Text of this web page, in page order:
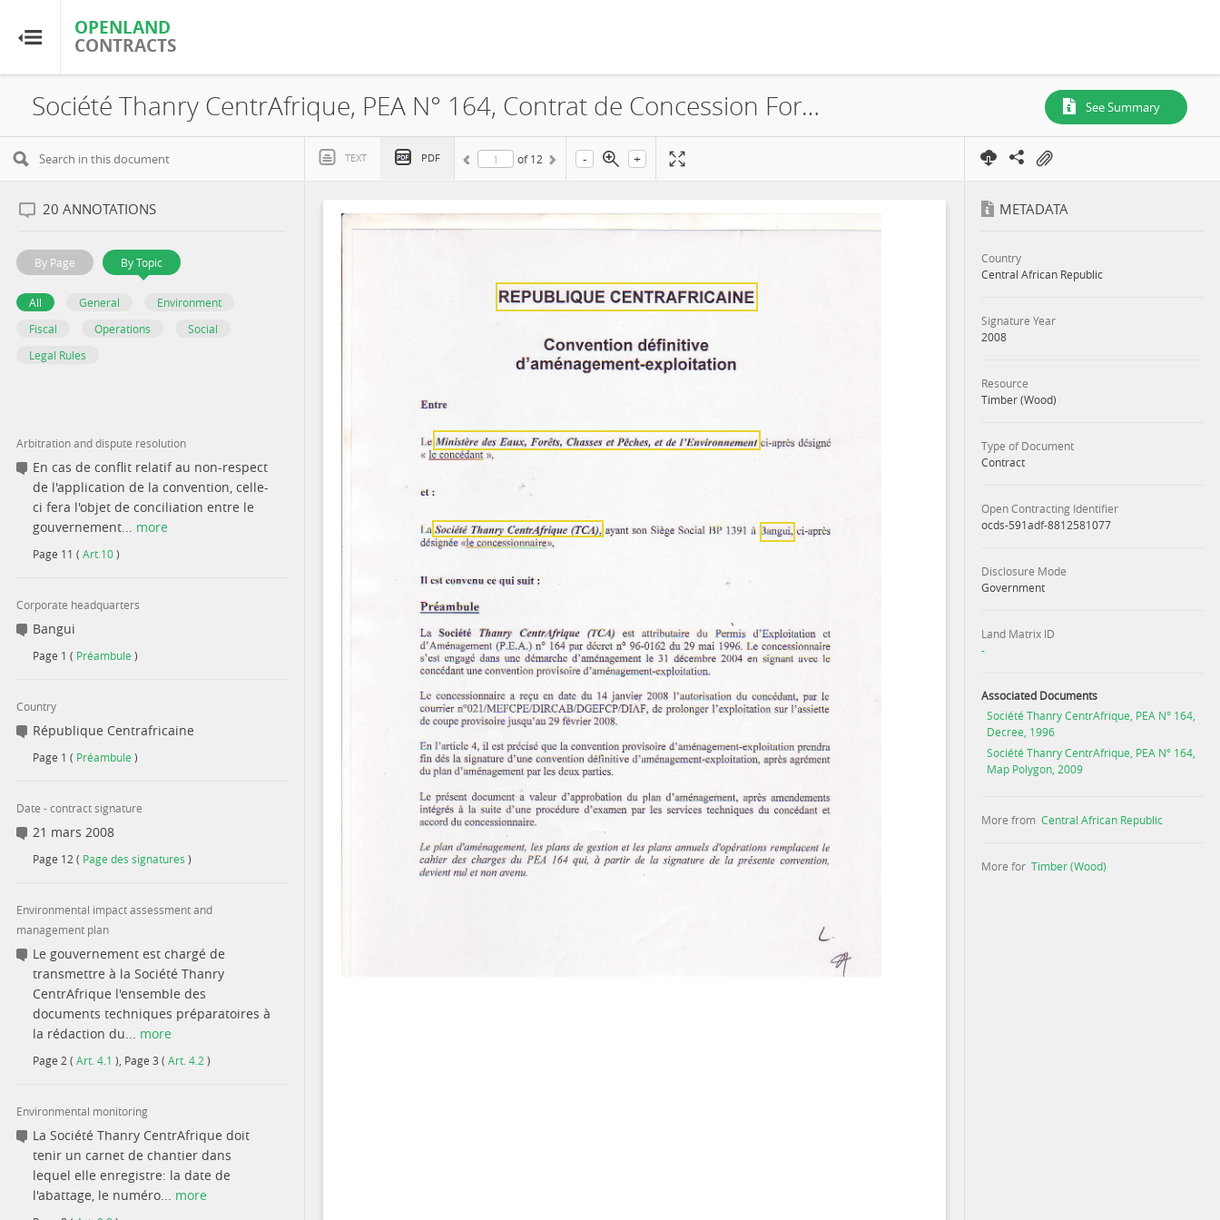
OPENLAND
CONTRACTS
OPENLAND
CONTRACTS
Home
Browse by Resource
About OpenLandContracts
Using this Site
Glossary
Société Thanry CentrAfrique, PEA N° 164, Contrat de Concession Forestière, 2008 See Summary
TEXT PDF of 12 - +
20 ANNOTATIONS
By Page By Topic
All General
Environment
Fiscal
Operations
Social
Legal Rules
Arbitration and dispute resolution
En cas de conflit relatif au non-respect
de l'application de la convention, celle-
ci fera l'objet de conciliation entre le
gouvernement... more
Page 11 ( Art.10)
Corporate headquarters
Bangui
Page 1 ( Préambule )
Country
République Centrafricaine
Page 1 ( Préambule )
Date - contract signature
21 mars 2008
Page 12 ( Page des signatures )
Environmental impact assessment and
management plan
Le gouvernement est chargé de
transmettre à la Société Thanry
CentrAfrique l'ensemble des
documents techniques préparatoires à
la rédaction du... more
Page 2 ( Art. 4.1 ) Page 3 ( Art. 4.2 )
Environmental monitoring
La Société Thanry CentrAfrique doit
tenir un carnet de chantier dans
lequel elle enregistre: la date de
l'abattage, le numéro... more
METADATA
Country
Central African Republic
Signature Year
2008
Resource
Timber (Wood)
Type of Document
Contract
Open Contracting Identifier
ocds-591adf-8812581077
Disclosure Mode
Government
Land Matrix ID
-
Associated Documents
Société Thanry CentrAfrique, PEA N° 164,
Decree, 1996
Société Thanry CentrAfrique, PEA N° 164,
Map Polygon, 2009
More from Central African Republic
More for Timber (Wood)